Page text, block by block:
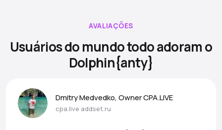
AVALIAÇÕES
Usuários do mundo todo adoram o
Dolphin{anty}
Dmitry Medvedko, Owner CPA.LIVE
cpa.live addset.ru